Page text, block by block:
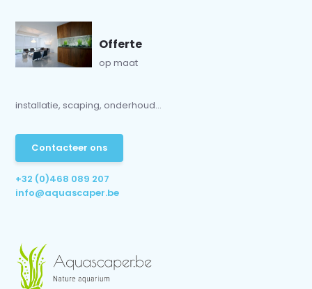
Offerte
op maat
installatie, scaping, onderhoud...
Contacteer ons
+32 (0)468 089 207
info@aquascaper.be